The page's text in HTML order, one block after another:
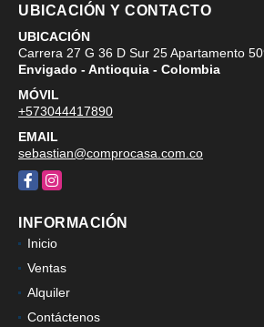
UBICACIÓN Y CONTACTO
UBICACIÓN
Carrera 27 G 36 D Sur 25 Apartamento 509
Envigado - Antioquia - Colombia
MÓVIL
+573044417890
EMAIL
sebastian@comprocasa.com.co
INFORMACIÓN
Inicio
Ventas
Alquiler